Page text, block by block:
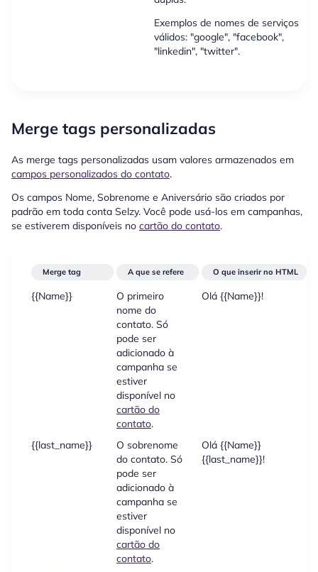
Exemplos de nomes de serviços
válidos: "google", "facebook",
"linkedin", "twitter".
Merge tags personalizadas
As merge tags personalizadas usam valores armazenados em
campos personalizados do contato.
Os campos Nome, Sobrenome e Aniversário são criados por
padrão em toda conta Selzy. Você pode usá-los em campanhas,
se estiverem disponíveis no cartão do contato.
Merge tag A que se refere O que inserir no HTML
{{Name}}
O primeiro
nome do
contato. Só
pode ser
adicionado à
campanha se
estiver
disponível no
cartão do
contato.
Olá {{Name}}!
{{last_name}}
O sobrenome
do contato. Só
pode ser
adicionado à
campanha se
estiver
disponível no
cartão do
contato.
Olá {{Name}}
{{last_name}}!